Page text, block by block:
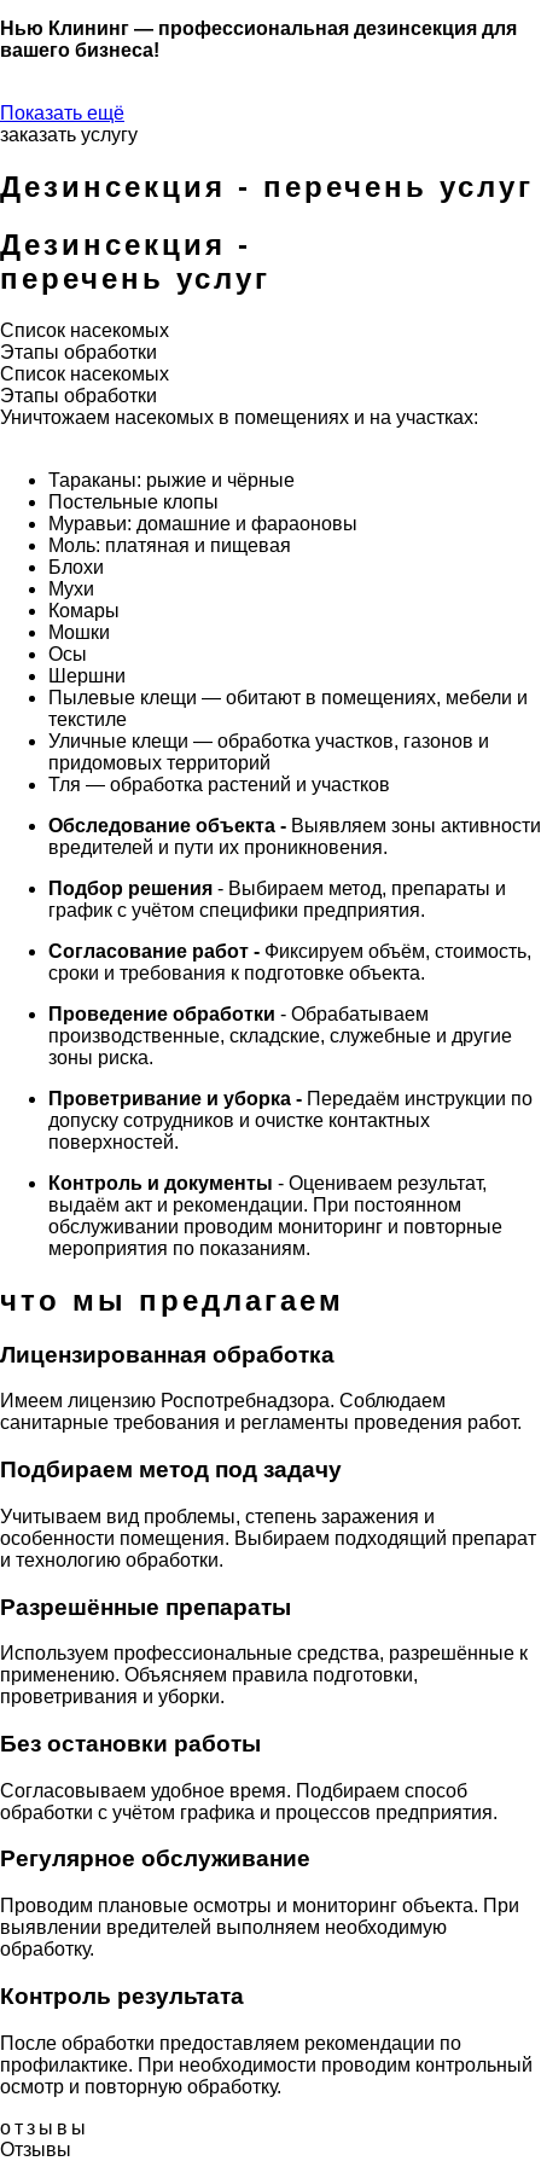
Нью Клининг — профессиональная дезинсекция для
вашего бизнеса!
Показать ещё
заказать услугу
Дезинсекция - перечень услуг
Дезинсекция -
перечень услуг
Список насекомых
Этапы обработки
Список насекомых
Этапы обработки
Уничтожаем насекомых в помещениях и на участках:
Тараканы: рыжие и чёрные
Постельные клопы
Муравьи: домашние и фараоновы
Моль: платяная и пищевая
Блохи
Мухи
Комары
Мошки
Осы
Шершни
Пылевые клещи — обитают в помещениях, мебели и
текстиле
Уличные клещи — обработка участков, газонов и
придомовых территорий
Тля — обработка растений и участков
Обследование объекта - Выявляем зоны активности
вредителей и пути их проникновения.
Подбор решения - Выбираем метод, препараты и
график с учётом специфики предприятия.
Согласование работ - Фиксируем объём, стоимость,
сроки и требования к подготовке объекта.
Проведение обработки - Обрабатываем
производственные, складские, служебные и другие
зоны риска.
Проветривание и уборка - Передаём инструкции по
допуску сотрудников и очистке контактных
поверхностей.
Контроль и документы - Оцениваем результат,
выдаём акт и рекомендации. При постоянном
обслуживании проводим мониторинг и повторные
мероприятия по показаниям.
что мы предлагаем
Лицензированная обработка
Имеем лицензию Роспотребнадзора. Соблюдаем
санитарные требования и регламенты проведения работ.
Подбираем метод под задачу
Учитываем вид проблемы, степень заражения и
особенности помещения. Выбираем подходящий препарат
и технологию обработки.
Разрешённые препараты
Используем профессиональные средства, разрешённые к
применению. Объясняем правила подготовки,
проветривания и уборки.
Без остановки работы
Согласовываем удобное время. Подбираем способ
обработки с учётом графика и процессов предприятия.
Регулярное обслуживание
Проводим плановые осмотры и мониторинг объекта. При
выявлении вредителей выполняем необходимую
обработку.
Контроль результата
После обработки предоставляем рекомендации по
профилактике. При необходимости проводим контрольный
осмотр и повторную обработку.
отзывы
Отзывы